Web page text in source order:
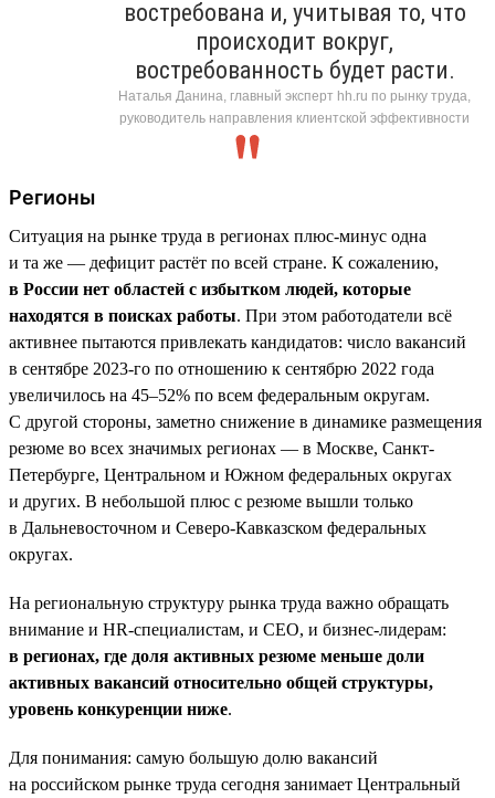
востребована и, учитывая то, что
происходит вокруг,
востребованность будет расти.
Наталья Данина, главный эксперт hh.ru по рынку труда,
руководитель направления клиентской эффективности
Регионы
Ситуация на рынке труда в регионах плюс-минус одна
и та же — дефицит растёт по всей стране. К сожалению,
в России нет областей с избытком людей, которые
находятся в поисках работы. При этом работодатели всё
активнее пытаются привлекать кандидатов: число вакансий
в сентябре 2023-го по отношению к сентябрю 2022 года
увеличилось на 45–52% по всем федеральным округам.
С другой стороны, заметно снижение в динамике размещения
резюме во всех значимых регионах — в Москве, Санкт-
Петербурге, Центральном и Южном федеральных округах
и других. В небольшой плюс с резюме вышли только
в Дальневосточном и Северо-Кавказском федеральных
округах.
На региональную структуру рынка труда важно обращать
внимание и HR-специалистам, и СЕО, и бизнес-лидерам:
в регионах, где доля активных резюме меньше доли
активных вакансий относительно общей структуры,
уровень конкуренции ниже.
Для понимания: самую большую долю вакансий
на российском рынке труда сегодня занимает Центральный